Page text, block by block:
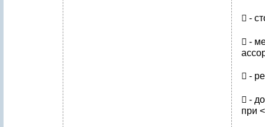
​ -
​ -
​ -
​ -
при